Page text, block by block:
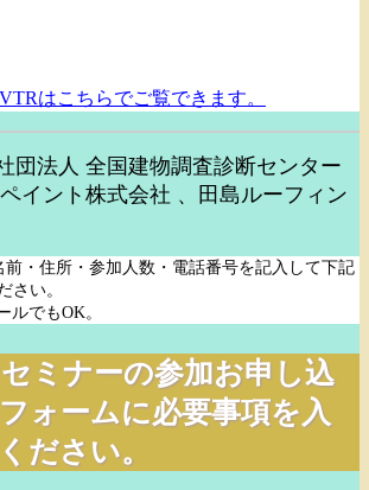
はこちらでご覧できます。
法人 全国建物調査診断センター
ント株式会社 、田島ルーフィン
前・住所・参加人数・電話番号を記入して下記
さい。
ルでもOK。
ミナーの参加お申し込
ォームに必要事項を入
ださい。